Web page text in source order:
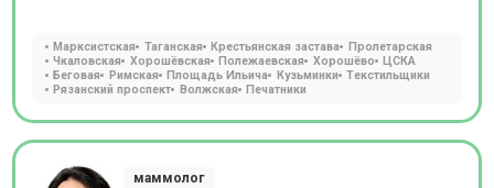
Марксистская Таганская Крестьянская застава
Пролетарская
Чкаловская
Хорошёвская Полежаевская Хорошёво
ЦСКА
Беговая
Римская Площадь Ильича Кузьминки
Текстильщики
Рязанский проспект
Волжская Печатники
маммолог